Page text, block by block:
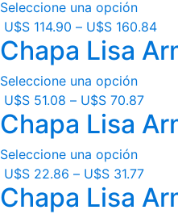
Seleccione una opción
U$S 114.90 – U$S 160.84
Chapa Lisa
Seleccione una opción
U$S 51.08 – U$S 70.87
Chapa Lisa
Seleccione una opción
U$S 22.86 – U$S 31.77
Chapa Lisa